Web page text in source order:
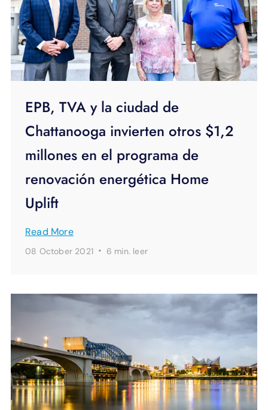
EPB, TVA y la ciudad de
Chattanooga invierten otros $1,2
millones en el programa de
renovación energética Home
Uplift
Read More
08 October 2021 · 6 min. leer